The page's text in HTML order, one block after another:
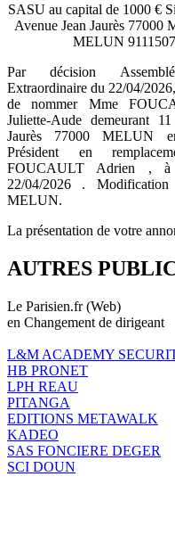
SASU au capital de 1000 €
Avenue Jean Jaurès 77000
MELUN
Par décision
Extraordinaire du 22/04/
de nommer Mme
Juliette-Aude demeurant
Jaurès 77000 MELUN
Président en
FOUCAULT Adrien , à
22/04/2026 .
MELUN.
La présentation de votre
AUTRES
Le Parisien.fr (Web)
en Changement de dirigeant
L&M ACADEMY
HB PRONET
LPH REAU
PITANGA
EDITIONS METAWALK
KADEO
SAS FONCIERE DEGER
SCI DOUN